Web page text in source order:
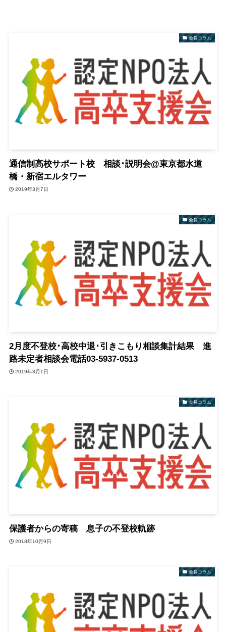
会長コラム
通信制高校サポート校 相談･説明会@東京都水道
橋・新宿エルタワー
2019年3月7日
会長コラム
2月度不登校･高校中退･引きこもり相談集計結果 進
路未定者相談会電話03-5937-0513
2019年3月1日
会長コラム
保護者からの寄稿 息子の不登校軌跡
2018年10月9日
会長コラム